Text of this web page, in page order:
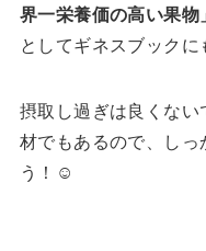
界一栄養価の高い果物」
としてギネスブックに
摂取し過ぎは良くな
材でもあるので、しっ
う！☺️